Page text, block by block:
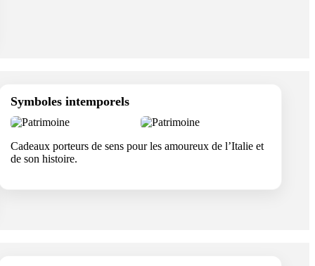
Symboles intemporels
Cadeaux porteurs de sens pour les amoureux de l’Italie et
de son histoire.